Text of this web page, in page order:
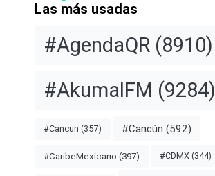
Las más usadas
#AgendaQR (8910)
#AkumalFM (9284)
#Cancun (357) #Cancún (592)
#CaribeMexicano (397) #CDMX (344)